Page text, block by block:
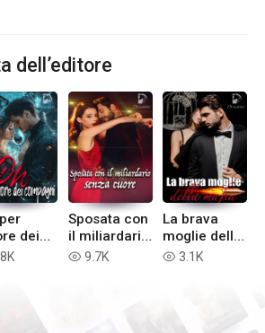
dell’editore
dei
Sposata con
il miliardario
senza cuore
read 9.7K
La brava
moglie della
mafia
read 3.1K